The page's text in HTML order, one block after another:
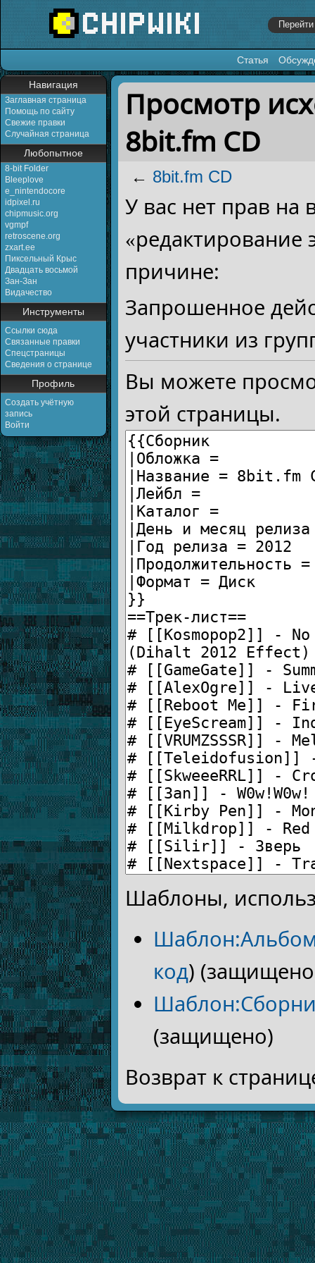
Статья
Навигация
Заглавная страница
Помощь по сайту
Свежие правки
Случайная страница
Любопытное
8-bit Folder
Bleeplove
e_nintendocore
idpixel.ru
chipmusic.org
vgmpf
retroscene.org
zxart.ee
Пиксельный Крыс
Двадцать восьмой
Зан-Зан
Видачество
Инструменты
Ссылки сюда
Связанные правки
Спецстраницы
Сведения о странице
Профиль
Создать учётную
запись
Войти
Перейти к:навигация,поиск
Просмотр
8bit.fm CD
← 8bit.fm CD
У вас нет прав на
причине:
Запрошенное
участники из
Вы можете
этой страницы.
Шаблоны,
код)
(защищено)
Возврат к